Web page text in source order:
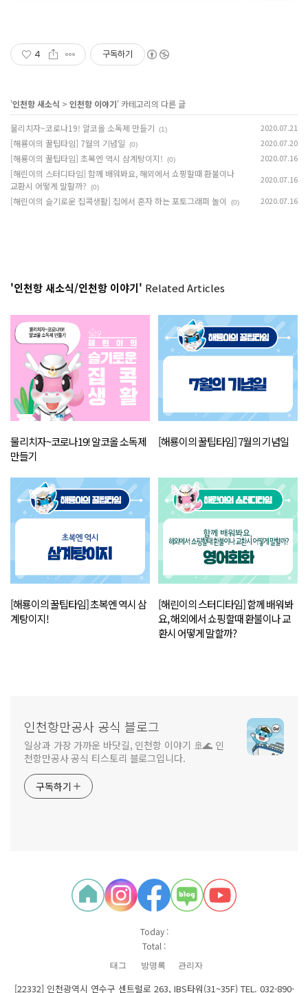
4 구독하기
'인천항 새소식 > 인천항 이야기' 카테고리의 다른 글
물리치자~코로나19! 알코올 소독제 만들기 (1) 2020.07.21
[해룡이의 꿀팁타임] 7월의 기념일 (0) 2020.07.20
[해룡이의 꿀팁타임] 초복엔 역시 삼계탕이지! (0) 2020.07.16
[해린이의 스터디타임] 함께 배워봐요, 해외에서 쇼핑할때 환불이나
교환시 어떻게 말할까?
(0)
2020.07.16
[해린이의 슬기로운 집콕생활] 집에서 혼자 하는 포토그래퍼 놀이 (0) 2020.07.16
'인천항 새소식/인천항 이야기' Related Articles
물리치자~코로나19! 알코올 소독제
만들기
[해룡이의 꿀팁타임] 7월의 기념일
[해룡이의 꿀팁타임] 초복엔 역시 삼
계탕이지!
[해린이의 스터디타임] 함께 배워봐
요, 해외에서 쇼핑할때 환불이나 교
환시 어떻게 말할까?
인천항만공사 공식 블로그
일상과 가장 가까운 바닷길, 인천항 이야기 🚢🌊 인
천항만공사 공식 티스토리 블로그입니다.
구독하기
Today :
Total :
태그 방명록 관리자
[22332] 인천광역시 연수구 센트럴로 263, IBS타워(31~35F) TEL. 032-890-